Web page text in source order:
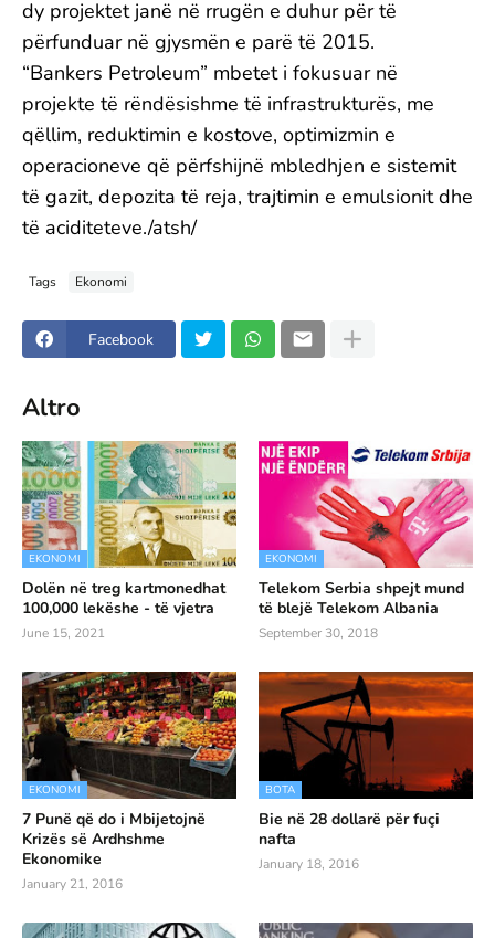
dy projektet janë në rrugën e duhur për të
përfunduar në gjysmën e parë të 2015.
“Bankers Petroleum” mbetet i fokusuar në
projekte të rëndësishme të infrastrukturës, me
qëllim, reduktimin e kostove, optimizmin e
operacioneve që përfshijnë mbledhjen e sistemit
të gazit, depozita të reja, trajtimin e emulsionit dhe
të aciditeteve./atsh/
Tags Ekonomi
Facebook
Altro
EKONOMI
Dolën në treg kartmonedhat
100,000 lekëshe - të vjetra
June 15, 2021
EKONOMI
Telekom Serbia shpejt mund
të blejë Telekom Albania
September 30, 2018
EKONOMI
7 Punë që do i Mbijetojnë
Krizës së Ardhshme
Ekonomike
January 21, 2016
BOTA
Bie në 28 dollarë për fuçi
nafta
January 18, 2016